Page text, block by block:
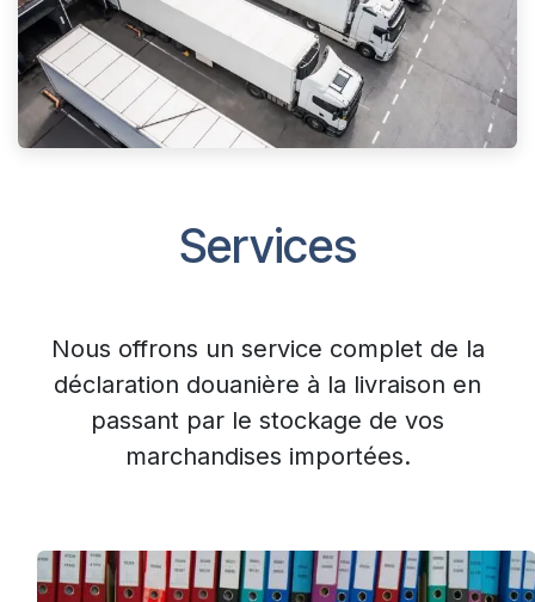
Services
Nous offrons un service complet de la
déclaration douanière à la livraison en
passant par le stockage de vos
marchandises importées.